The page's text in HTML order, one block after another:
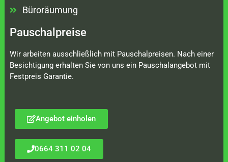
Büroräumung
Pauschalpreise
Wir arbeiten ausschließlich mit Pauschalpreisen. Nach einer
Besichtigung erhalten Sie von uns ein Pauschalangebot mit
Festpreis Garantie.
Angebot einholen
0664 311 02 04